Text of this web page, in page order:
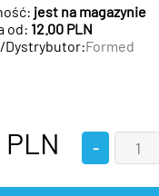
jest na magazynie
od: 12.00 PLN
Dystrybutor:Formed
PLN